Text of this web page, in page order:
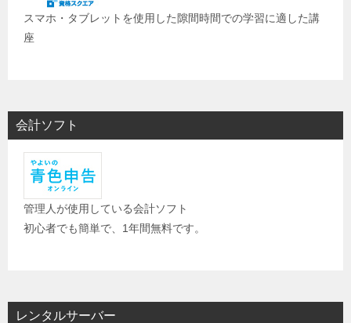
スマホ・タブレットを使用した隙間時間での学習に適した講
座
会計ソフト
管理人が使用している会計ソフト
初心者でも簡単で、1年間無料です。
レンタルサーバー